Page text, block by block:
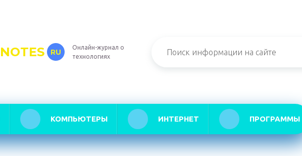
RU
Онлайн-журнал о
технологиях
КОМПЬЮТЕРЫ ИНТЕРНЕТ ПРОГРАММЫ